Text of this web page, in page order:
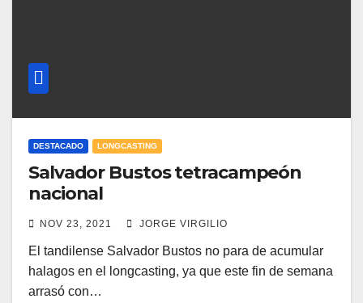
DESTACADO LONGCASTING
Salvador Bustos tetracampeón
nacional
NOV 23, 2021 JORGE VIRGILIO
El tandilense Salvador Bustos no para de acumular
halagos en el longcasting, ya que este fin de semana
arrasó con…